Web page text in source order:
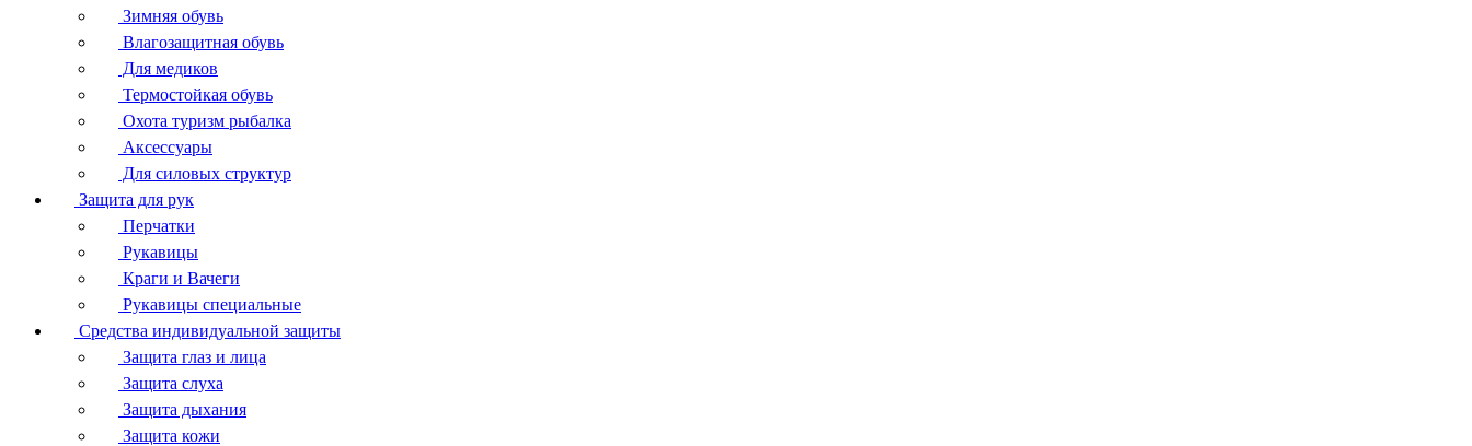
Зимняя обувь
Влагозащитная обувь
Для медиков
Термостойкая обувь
Охота туризм рыбалка
Аксессуары
Для силовых структур
Защита для рук
Перчатки
Рукавицы
Краги и Вачеги
Рукавицы специальные
Средства индивидуальной защиты
Защита глаз и лица
Защита слуха
Защита дыхания
Защита кожи